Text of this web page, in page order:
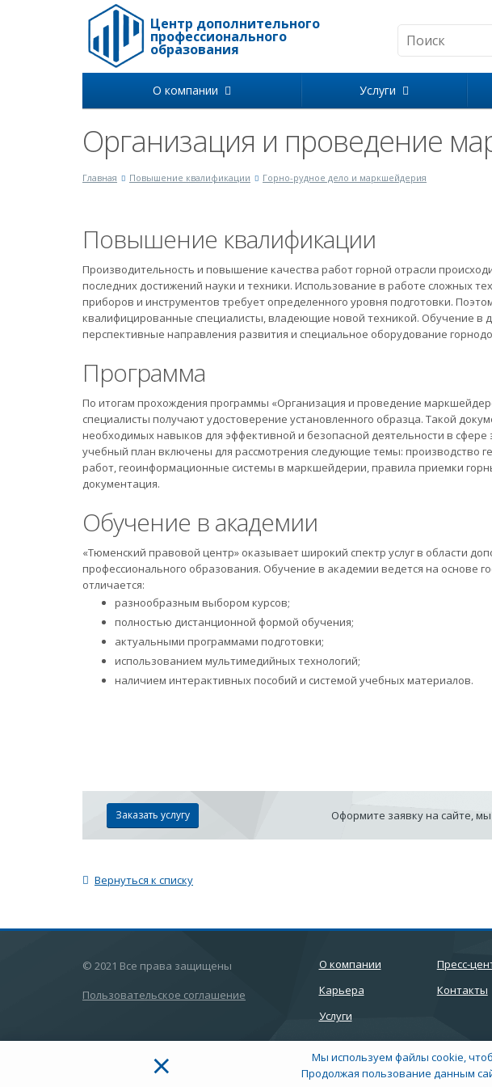
Центр дополнительного
профессионального
образования
О компании Услуги
Организация и проведение
Главная Повышение квалификации Горно-рудное дело и маркшейдерия
Повышение квалификации
Производительность и повышение качества работ горной отрасли
последних достижений науки и техники. Использование в работе сложных
приборов и инструментов требует определенного уровня подготовки.
квалифицированные специалисты, владеющие новой техникой. Обучение в
перспективные направления развития и специальное оборудование
Программа
По итогам прохождения программы «Организация и проведение
специалисты получают удостоверение установленного образца. Такой
необходимых навыков для эффективной и безопасной деятельности в сфере
учебный план включены для рассмотрения следующие темы: производство
работ, геоинформационные системы в маркшейдерии, правила приемки
документация.
Обучение в академии
«Тюменский правовой центр» оказывает широкий спектр услуг в области
профессионального образования. Обучение в академии ведется на основе
отличается:
разнообразным выбором курсов;
полностью дистанционной формой обучения;
актуальными программами подготовки;
использованием мультимедийных технологий;
наличием интерактивных пособий и системой учебных материалов.
Заказать услугу Оформите заявку на сайте,
Вернуться к списку
© 2021 Все права защищены
Пользовательское соглашение
О компании
Карьера
Услуги
Пресс-
Контакты
×
Мы используем файлы cookie,
Продолжая пользование данным